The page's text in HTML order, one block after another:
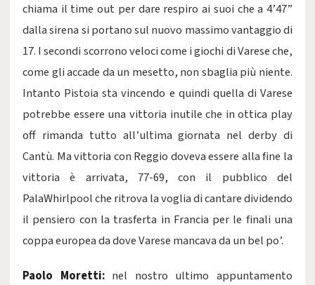
chiama il time out per dare respiro ai suoi che a 4’47”
dalla sirena si portano sul nuovo massimo vantaggio di
17. I secondi scorrono veloci come i giochi di Varese che,
come gli accade da un mesetto, non sbaglia più niente.
Intanto Pistoia sta vincendo e quindi quella di Varese
potrebbe essere una vittoria inutile che in ottica play
off rimanda tutto all’ultima giornata nel derby di
Cantù. Ma vittoria con Reggio doveva essere alla fine la
vittoria è arrivata, 77-69, con il pubblico del
PalaWhirlpool che ritrova la voglia di cantare dividendo
il pensiero con la trasferta in Francia per le finali una
coppa europea da dove Varese mancava da un bel po’.
Paolo Moretti:nel nostro ultimo appuntamento